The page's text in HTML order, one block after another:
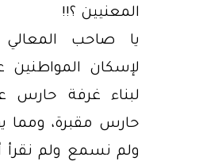
المعنيين ؟!!
يا صاحب
لإسكان
لبناء غرفة حارس
حارس مقبرة، ومما
ولم نسمع ولم نقرأ